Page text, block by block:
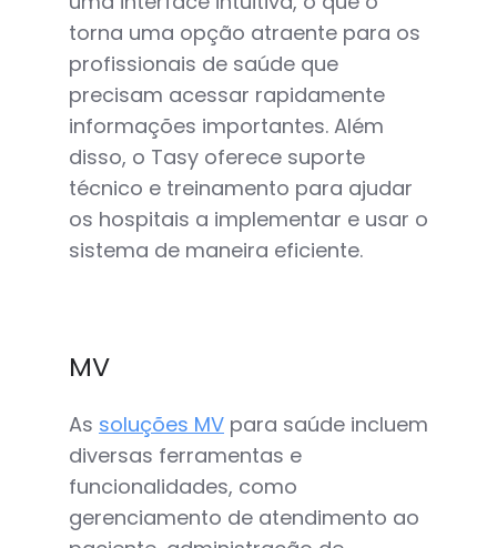
torna uma opção atraente para os
profissionais de saúde que
precisam acessar rapidamente
informações importantes. Além
disso, o Tasy oferece suporte
técnico e treinamento para ajudar
os hospitais a implementar e usar o
sistema de maneira eficiente.
MV
As soluções MV para saúde incluem
diversas ferramentas e
funcionalidades, como
gerenciamento de atendimento ao